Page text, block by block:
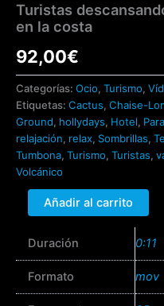
Turistas
en la costa
92,00€
Categorías: Ocio, Turismo,
Etiquetas: Cactus, Chaise-
Ground, hollydays, Hotel,
relajación, relax, Sombrillas,
Tumbona, Turismo, Turistas,
Volcánico
Añadir al carrito
Duración 0:11
Formato mov